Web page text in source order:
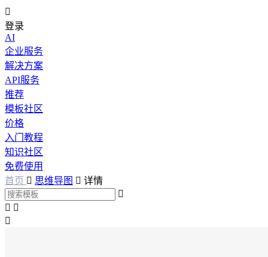

登录
AI
企业服务
解决方案
API服务
推荐
模板社区
价格
入门教程
知识社区
免费使用
首页  思维导图  详情

 
